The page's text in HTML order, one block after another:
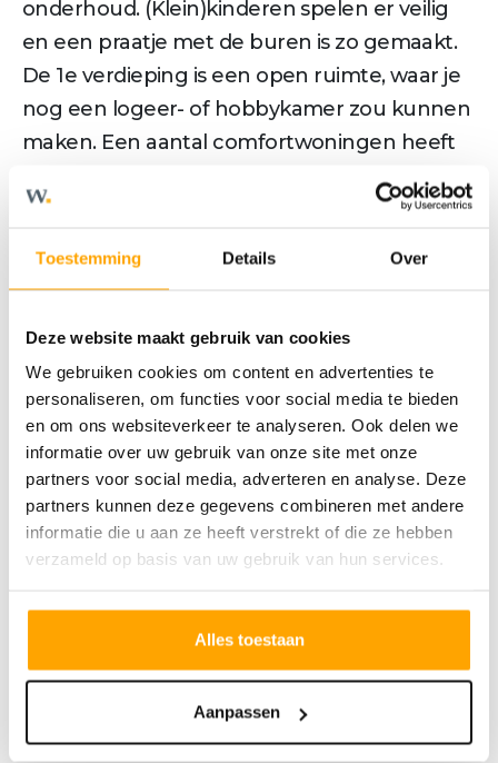
Toestemming Details Over
Deze website maakt gebruik van cookies
We gebruiken cookies om content en advertenties te
personaliseren, om functies voor social media te bieden
en om ons websiteverkeer te analyseren. Ook delen we
informatie over uw gebruik van onze site met onze
partners voor social media, adverteren en analyse. Deze
partners kunnen deze gegevens combineren met andere
informatie die u aan ze heeft verstrekt of die ze hebben
verzameld op basis van uw gebruik van hun services.
Alles toestaan
Aanpassen
onderhoud. (Klein)kinderen spelen er veilig
en een praatje met de buren is zo gemaakt.
De 1e verdieping is een open ruimte, waar je
nog een logeer- of hobbykamer zou kunnen
maken. Een aantal comfortwoningen heeft
een standaard dakkapel, waardoor je nog
meer ruimte en licht hebt. Heel sfeervol ook.
slaapkamer op de begane grond
• het gemak van een appartement maar dan
mét terras & tuin
• eigen parkeerplaats en (fietsen)berging
• een onder architectuur aangelegde
binnentuin met gezamenlijk tuinhuis
• woonkamer met zicht op het groen;
keuken als centraal middelpunt en eetkamer
met openslaande tuindeuren
• 1ste verdieping te gebruiken als hobby of
logeerkamer; enkele bouwnummers zijn
standaard uitgevoerd met een
doorgeschoten dakkapel voor nog meer
ruimte en licht